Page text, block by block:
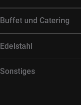
Buffet und Catering
Edelstahl
Sonstiges